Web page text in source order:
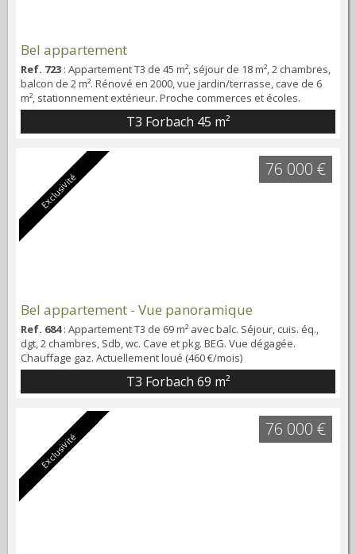
Bel appartement
Ref. 723 : Appartement T3 de 45 m², séjour de 18 m², 2 chambres,
balcon de 2 m². Rénové en 2000, vue jardin/terrasse, cave de 6
m², stationnement extérieur. Proche commerces et écoles.
Actuellement loué 440 €/mensuel (Hors Charges)(Locataire
T3 Forbach 45 m²
Exclusivité
Bel appartement - Vue panoramique
Ref. 684: Appartement T3 de 69 m² avec balc. Séjour, cuis. éq.,
dgt, 2 chambres, Sdb, wc. Cave et pkg. BEG. Vue dégagée.
Chauffage gaz. Actuellement loué (460 €/mois)
T3 Forbach 69 m²
76 000 €
Exclusivité
76 000 €